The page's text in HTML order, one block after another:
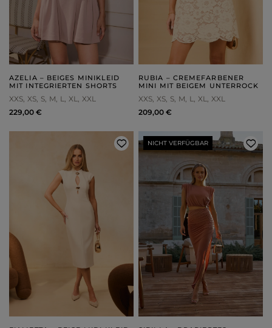
AZELIA – BEIGES MINIKLEID
MIT INTEGRIERTEN SHORTS
XXS XS S M L XL XXL
229,00 €
RUBIA – CREMEFARBENER
MINI MIT BEIGEM UNTERROCK
XXS XS S M L XL XXL
209,00 €
NICHT VERFÜGBAR